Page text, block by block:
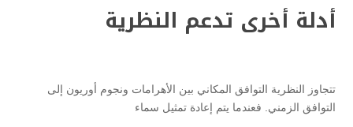
أدلة أخرى تدعم النظرية
تتجاوز النظرية التوافق المكاني بين الأهرامات ونجوم أوريون إلى
التوافق الزمني. فعندما يتم إعادة تمثيل سماء